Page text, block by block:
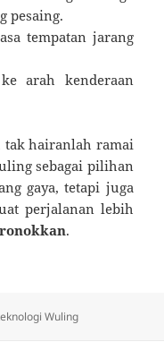
pesaing.
tempatan jarang
arah kenderaan
tak hairanlah ramai
sebagai pilihan
gaya, tetapi juga
perjalanan lebih
.
Wuling